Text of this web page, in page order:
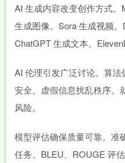
AI 生成内容改变创作方式。
生成图像。Sora 生成视频。
ChatGPT 生成文本。
AI 伦理引发广泛讨论。算
安全。虚假信息扰乱秩序。
风险。
模型评估确保质量可靠。准
任务。BLEU、ROUGE 评